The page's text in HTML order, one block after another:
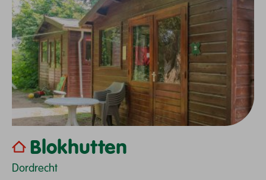
Blokhutten
Dordrecht